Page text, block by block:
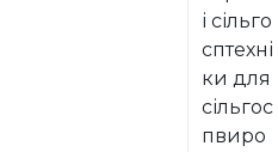
і сільго
сптехні
ки для
сільгос
пвиро